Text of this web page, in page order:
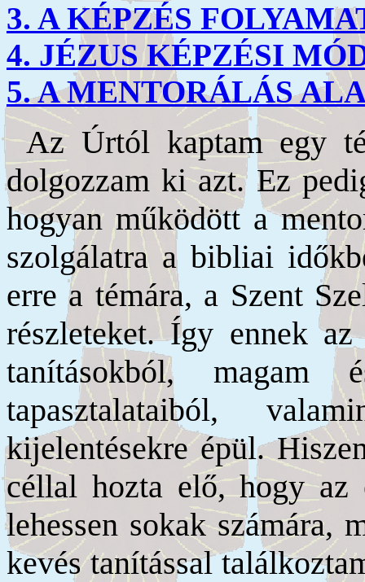
3. A KÉPZÉS
4. JÉZUS KÉPZÉSI
5. A MENTORÁLÁS
Az Úrtól kaptam egy
dolgozzam ki azt. Ez
hogyan működött a
szolgálatra a bibliai
erre a témára, a Szent
részleteket. Így ennek
tanításokból, magam
tapasztalataiból,
kijelentésekre épül.
céllal hozta elő, hogy az
lehessen sokak számára,
kevés tanítással